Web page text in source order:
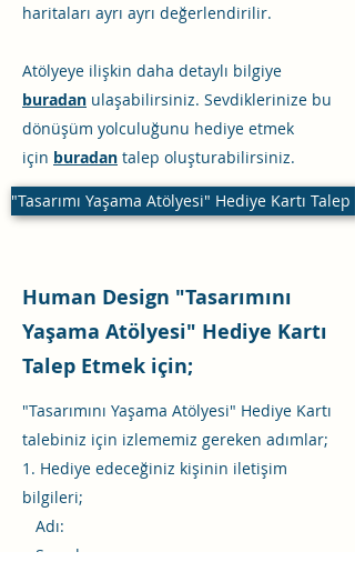
haritaları ayrı ayrı değerlendirilir.
Atölyeye ilişkin daha detaylı bilgiye
buradan ulaşabilirsiniz. Sevdiklerinize bu
dönüşüm yolculuğunu hediye etmek
için buradan talep oluşturabilirsiniz.
"Tasarımı Yaşama Atölyesi" Hediye Kartı Talep
Human Design "Tasarımını
Yaşama Atölyesi" Hediye Kartı
Talep Etmek için;
"Tasarımını Yaşama Atölyesi" Hediye Kartı
talebiniz için izlememiz gereken adımlar;
1. Hediye edeceğiniz kişinin iletişim
bilgileri;
Adı:
Soyadı: